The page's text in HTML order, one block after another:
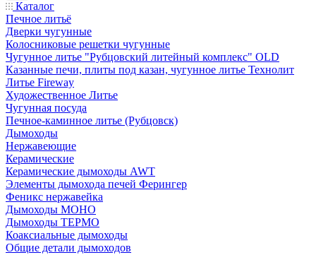
Каталог
Печное литьё
Дверки чугунные
Колосниковые решетки чугунные
Чугунное литье "Рубцовский литейный комплекс" OLD
Казанные печи, плиты под казан, чугунное литье Технолит
Литье Fireway
Художественное Литье
Чугунная посуда
Печное-каминное литье (Рубцовск)
Дымоходы
Нержавеющие
Керамические
Керамические дымоходы AWT
Элементы дымохода печей Ферингер
Феникс нержавейка
Дымоходы МОНО
Дымоходы ТЕРМО
Коаксиальные дымоходы
Общие детали дымоходов